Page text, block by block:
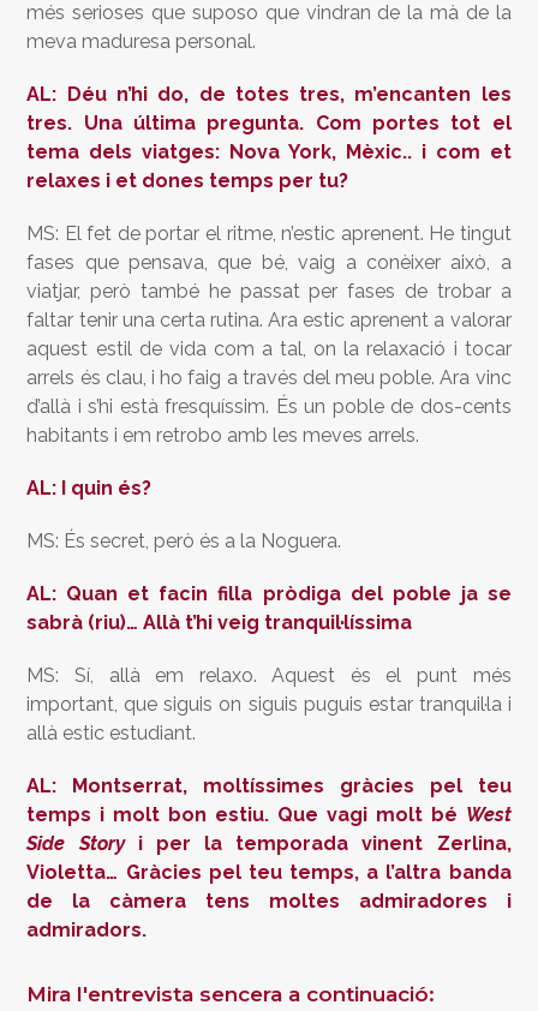
més serioses que suposo que vindran de la mà de la
meva maduresa personal.
AL: Déu n’hi do, de totes tres, m’encanten les
tres. Una última pregunta. Com portes tot el
tema dels viatges: Nova York, Mèxic.. i com et
relaxes i et dones temps per tu?
MS: El fet de portar el ritme, n’estic aprenent. He tingut
fases que pensava, que bé, vaig a conèixer això, a
viatjar, però també he passat per fases de trobar a
faltar tenir una certa rutina. Ara estic aprenent a valorar
aquest estil de vida com a tal, on la relaxació i tocar
arrels és clau, i ho faig a través del meu poble. Ara vinc
d’allà i s’hi està fresquíssim. És un poble de dos-cents
habitants i em retrobo amb les meves arrels.
AL: I quin és?
MS: És secret, però és a la Noguera.
AL: Quan et facin filla pròdiga del poble ja se
sabrà (riu)… Allà t’hi veig tranquil·líssima
MS: Sí, allà em relaxo. Aquest és el punt més
important, que siguis on siguis puguis estar tranquil·la i
allà estic estudiant.
AL: Montserrat, moltíssimes gràcies pel teu
temps i molt bon estiu. Que vagi molt bé West
Side Storyi per la temporada vinent Zerlina,
Violetta… Gràcies pel teu temps, a l’altra banda
de la càmera tens moltes admiradores i
admiradors.
Mira l'entrevista sencera a continuació: